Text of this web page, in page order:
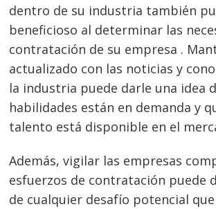
dentro de su industria también
beneficioso al determinar las
contratación de su empresa .
actualizado con las noticias y
la industria puede darle una idea
habilidades están en demanda y
talento está disponible en el
Además, vigilar las empresas
esfuerzos de contratación puede
de cualquier desafío potencial